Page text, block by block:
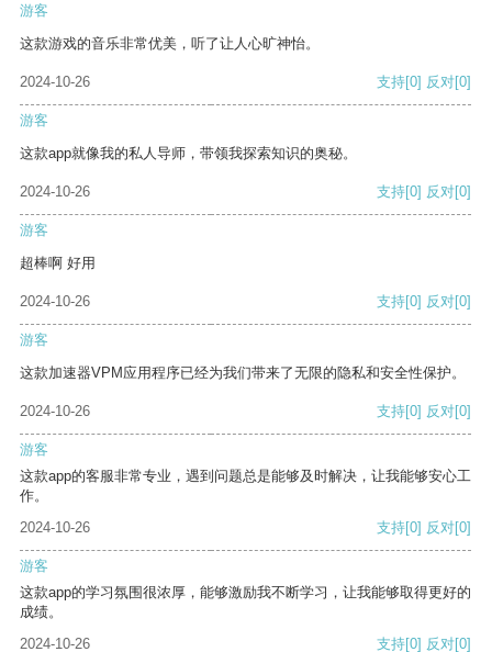
游客
这款游戏的音乐非常优美，听了让人心旷神怡。
2024-10-26 支持[0] 反对[0]
游客
这款app就像我的私人导师，带领我探索知识的奥秘。
2024-10-26 支持[0] 反对[0]
游客
超棒啊 好用
2024-10-26 支持[0] 反对[0]
游客
这款加速器VPM应用程序已经为我们带来了无限的隐私和安全性保护。
2024-10-26 支持[0] 反对[0]
游客
这款app的客服非常专业，遇到问题总是能够及时解决，让我能够安心工
作。
2024-10-26
支持[0] 反对[0]
游客
这款app的学习氛围很浓厚，能够激励我不断学习，让我能够取得更好的
成绩。
2024-10-26
支持[0] 反对[0]